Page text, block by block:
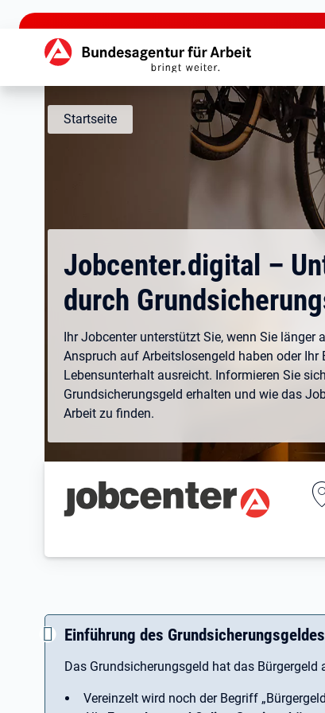
zu den Hauptinhalten springen
Hauptnavigation
Startseite
Jobcenter.digital –
durch
Ihr Jobcenter unterstützt Sie, wenn Sie länger
Anspruch auf Arbeitslosengeld haben oder Ihr
Lebensunterhalt ausreicht. Informieren Sie
Grundsicherungsgeld erhalten und wie das
Arbeit zu finden.
Branding-Bereich
Einführung des Grundsicherungsgeldes
Das Grundsicherungsgeld hat das Bürgergeld
Vereinzelt wird noch der Begriff